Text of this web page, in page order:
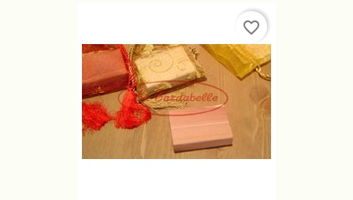
favorite_border